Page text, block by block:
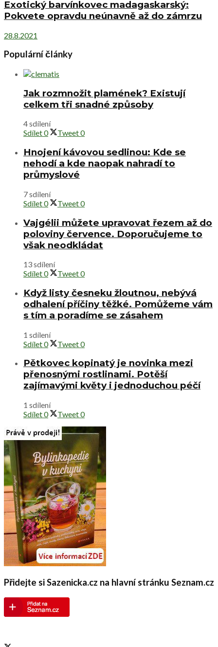
Exotický barvínkovec madagaskarský:
Pokvete opravdu neúnavně až do zámrzu
28.8.2021
Populární články
Jak rozmnožit plamének? Existují
celkem tři snadné způsoby
4 sdílení
Sdílet0 Tweet0
Hnojení kávovou sedlinou: Kde se
nehodí a kde naopak nahradí to
průmyslové
7 sdílení
Sdílet0 Tweet0
Vajgélii můžete upravovat řezem až do
poloviny července. Doporučujeme to
však neodkládat
13 sdílení
Sdílet0 Tweet0
Když listy česneku žloutnou, nebývá
odhalení příčiny těžké. Pomůžeme vám
s tím a poradíme se zásahem
1 sdílení
Sdílet0 Tweet0
Pětkovec kopinatý je novinka mezi
přenosnými rostlinami. Potěší
zajímavými květy i jednoduchou péčí
1 sdílení
Sdílet0 Tweet0
Přidejte si Sazenicka.cz na hlavní stránku Seznam.cz